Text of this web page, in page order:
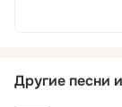
Другие песни